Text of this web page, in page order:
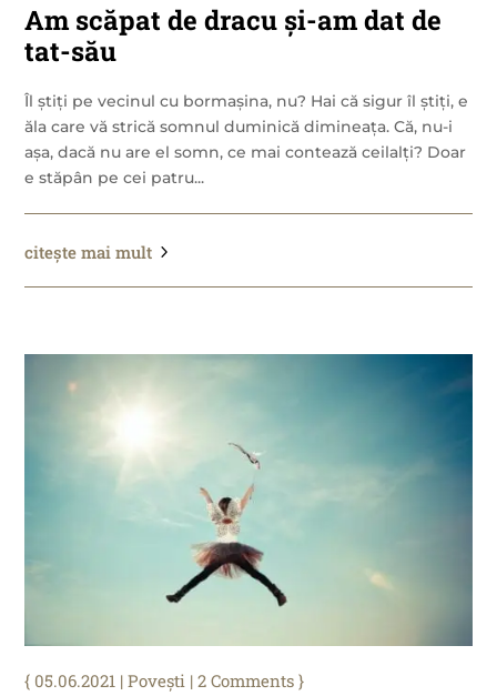
Am scăpat de dracu și-am dat de
tat-său
Îl știți pe vecinul cu bormașina, nu? Hai că sigur îl știți, e
ăla care vă strică somnul duminică dimineața. Că, nu-i
așa, dacă nu are el somn, ce mai contează ceilalți? Doar
e stăpân pe cei patru...
citește mai mult
05.06.2021 |Povești | 2 Comments